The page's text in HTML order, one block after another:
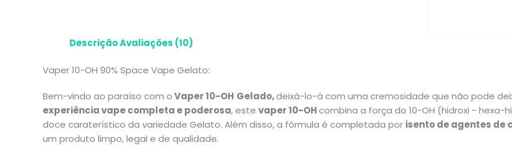
DescriçãoAvaliações (10)
Vaper 10-OH 90% Space Vape Gelato:
Bem-vindo ao paraíso com oVaper 10-OH Gelado,deixá-lo-á com uma cremosidade que não pode
experiência vape completa e poderosa, este vaper 10-OHcombina a força do 10-OH (hidroxi -
doce caraterístico da variedade Gelato. Além disso, a fórmula é completada por isento de agentes de
um produto limpo, legal e de qualidade.